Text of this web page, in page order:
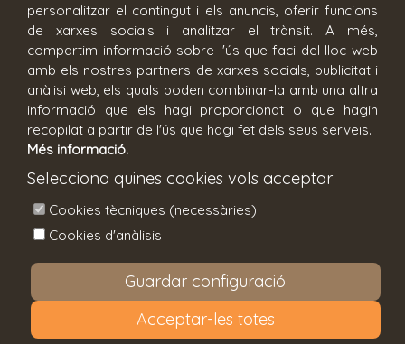
Reserva cita
Política de privacitat
Configuració de cookies
Copyright © All You Need Is Travel SL. Tots els drets
reservats.
personalitzar el contingut i els anuncis, oferir funcions
de xarxes socials i analitzar el trànsit. A més,
compartim informació sobre l'ús que faci del lloc web
amb els nostres partners de xarxes socials, publicitat i
anàlisi web, els quals poden combinar-la amb una altra
informació que els hagi proporcionat o que hagin
recopilat a partir de l'ús que hagi fet dels seus serveis.
Més informació.
Selecciona quines cookies vols acceptar
Cookies tècniques (necessàries)
Cookies d'anàlisis
Guardar configuració
Acceptar-les totes